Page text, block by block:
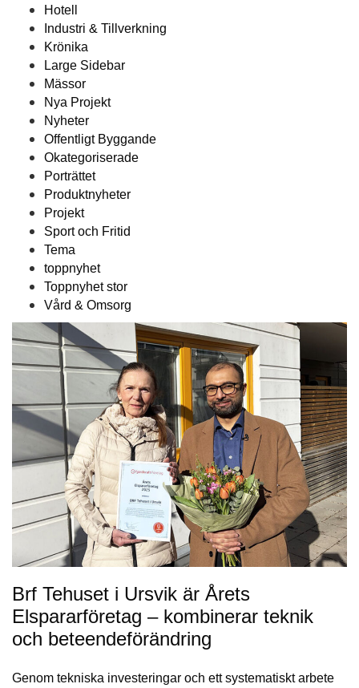
Hotell
Industri & Tillverkning
Krönika
Large Sidebar
Mässor
Nya Projekt
Nyheter
Offentligt Byggande
Okategoriserade
Porträttet
Produktnyheter
Projekt
Sport och Fritid
Tema
toppnyhet
Toppnyhet stor
Vård & Omsorg
Brf Tehuset i Ursvik är Årets
Elspararföretag – kombinerar teknik
och beteendeförändring
Genom tekniska investeringar och ett systematiskt arbete